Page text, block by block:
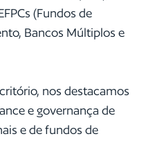
(Fundos de
Bancos Múltiplos e
nos destacamos
e governança de
e de fundos de